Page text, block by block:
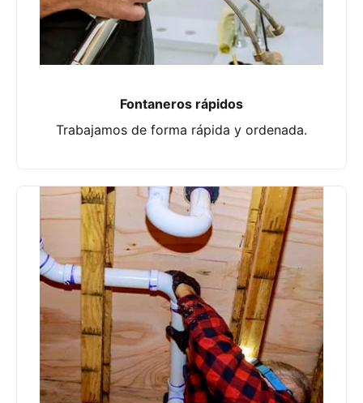
Fontaneros rápidos
Trabajamos de forma rápida y ordenada.